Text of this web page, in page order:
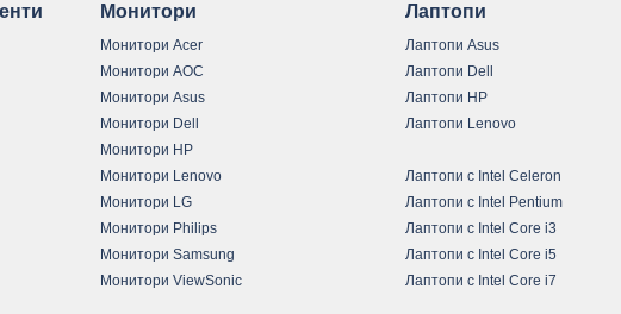
Монитори
Монитори Acer
Монитори AOC
Монитори Asus
Монитори Dell
Монитори HP
Монитори Lenovo
Монитори LG
Монитори Philips
Монитори Samsung
Монитори ViewSonic
Лаптопи
Лаптопи Asus
Лаптопи Dell
Лаптопи HP
Лаптопи Lenovo
Лаптопи с Intel Celeron
Лаптопи с Intel Pentium
Лаптопи с Intel Core i3
Лаптопи с Intel Core i5
Лаптопи с Intel Core i7